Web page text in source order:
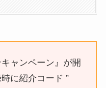
ャンペーン』が開
に紹介コード ”